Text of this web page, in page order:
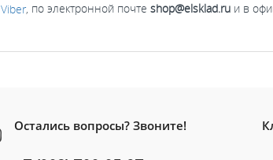
Viber, по электронной почте shop@elsklad.ru и в
Остались вопросы? Звоните!